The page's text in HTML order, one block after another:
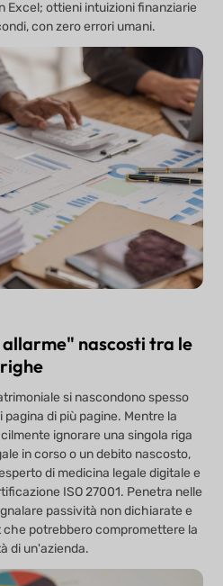
Excel; ottieni intuizioni finanziarie
con zero errori umani.
nascosti tra le
righe
si nascondono spesso
pagina di più pagine. Mentre la
ignorare una singola riga
in corso o un debito nascosto,
di medicina legale digitale e
ISO 27001. Penetra nelle
passività non dichiarate e
che potrebbero compromettere la
di un'azienda.